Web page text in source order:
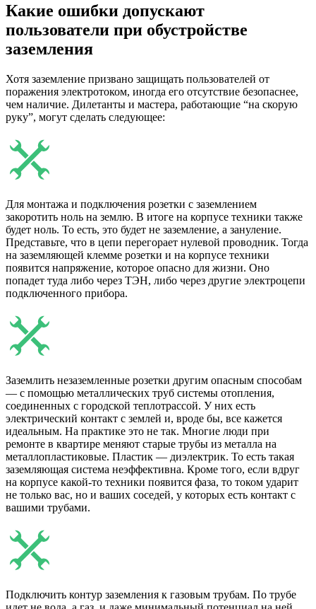
Какие ошибки допускают
пользователи при обустройстве
заземления
Хотя заземление призвано защищать пользователей от
поражения электротоком, иногда его отсутствие безопаснее,
чем наличие. Дилетанты и мастера, работающие “на скорую
руку”, могут сделать следующее:
Для монтажа и подключения розетки с заземлением
закоротить ноль на землю. В итоге на корпусе техники также
будет ноль. То есть, это будет не заземление, а зануление.
Представьте, что в цепи перегорает нулевой проводник. Тогда
на заземляющей клемме розетки и на корпусе техники
появится напряжение, которое опасно для жизни. Оно
попадет туда либо через ТЭН, либо через другие электроцепи
подключенного прибора.
Заземлить незаземленные розетки другим опасным способам
― с помощью металлических труб системы отопления,
соединенных с городской теплотрассой. У них есть
электрический контакт с землей и, вроде бы, все кажется
идеальным. На практике это не так. Многие люди при
ремонте в квартире меняют старые трубы из металла на
металлопластиковые. Пластик ― диэлектрик. То есть такая
заземляющая система неэффективна. Кроме того, если вдруг
на корпусе какой-то техники появится фаза, то током ударит
не только вас, но и ваших соседей, у которых есть контакт с
вашими трубами.
Подключить контур заземления к газовым трубам. По трубе